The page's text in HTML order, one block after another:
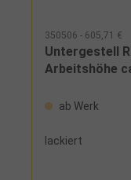
350506 - 605,71 €
Untergestell
Arbeitshöhe
ab Werk
lackiert